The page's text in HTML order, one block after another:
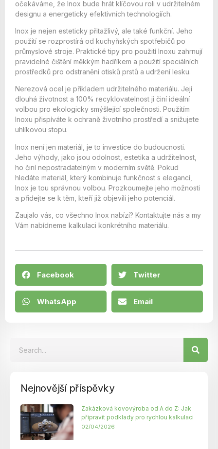
očekáváme, že Inox bude hrát klíčovou roli v udržitelném
designu a energeticky efektivních technologiích.
Inox je nejen esteticky přitažlivý, ale také funkční. Jeho
použití se rozprostírá od kuchyňských spotřebičů po
průmyslové stroje. Praktické tipy pro použití Inoxu zahrnují
pravidelné čištění měkkým hadříkem a použití speciálních
prostředků pro odstranění otisků prstů a udržení lesku.
Nerezová ocel je příkladem udržitelného materiálu. Její
dlouhá životnost a 100% recyklovatelnost ji činí ideální
volbou pro ekologicky smýšlející společnosti. Použitím
Inoxu přispíváte k ochraně životního prostředí a snižujete
uhlíkovou stopu.
Inox není jen materiál, je to investice do budoucnosti.
Jeho výhody, jako jsou odolnost, estetika a udržitelnost,
ho činí nepostradatelným v moderním světě. Pokud
hledáte materiál, který kombinuje funkčnost s elegancí,
Inox je tou správnou volbou. Prozkoumejte jeho možnosti
a přidejte se k těm, kteří již objevili jeho potenciál.
Zaujalo vás, co všechno Inox nabízí? Kontaktujte nás a my
Vám nabídneme kalkulaci konkrétního materiálu.
Facebook Twitter
WhatsApp Email
Nejnovější příspěvky
Zakázková kovovýroba od A do Z: Jak
připravit podklady pro rychlou kalkulaci
02/04/2026